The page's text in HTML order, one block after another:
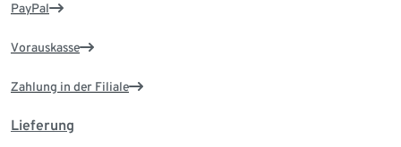
PayPal
Vorauskasse
Zahlung in der Filiale
Lieferung